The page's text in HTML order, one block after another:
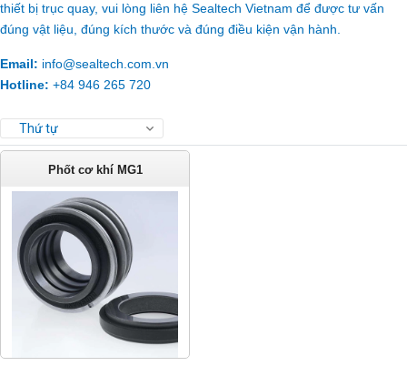
thiết bị trục quay, vui lòng liên hệ Sealtech Vietnam để được tư vấn
đúng vật liệu, đúng kích thước và đúng điều kiện vận hành.
Email: info@sealtech.com.vn
Hotline: +84 946 265 720
Thứ tự
Phốt cơ khí MG1